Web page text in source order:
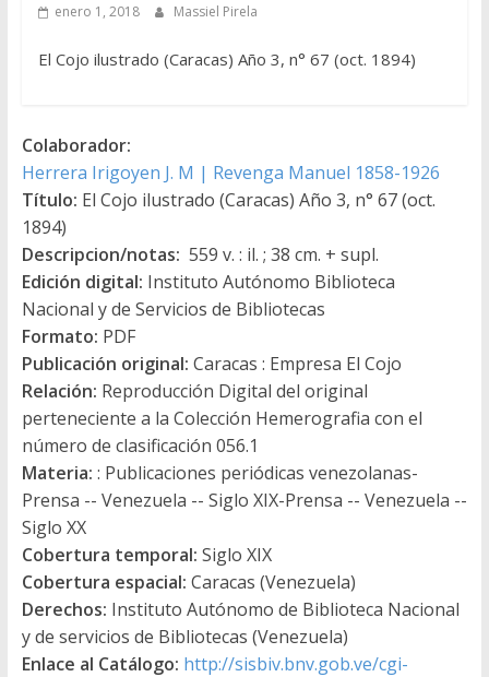
enero 1, 2018 Massiel Pirela
El Cojo ilustrado (Caracas) Año 3, n° 67 (oct. 1894)
Colaborador:
Herrera Irigoyen J. M | Revenga Manuel 1858-1926
Título: El Cojo ilustrado (Caracas) Año 3, n° 67 (oct.
1894)
Descripcion/notas: 559 v. : il. ; 38 cm. + supl.
Edición digital: Instituto Autónomo Biblioteca
Nacional y de Servicios de Bibliotecas
Formato: PDF
Publicación original: Caracas : Empresa El Cojo
Relación: Reproducción Digital del original
perteneciente a la Colección Hemerografia con el
número de clasificación 056.1
Materia: : Publicaciones periódicas venezolanas-
Prensa -- Venezuela -- Siglo XIX-Prensa -- Venezuela --
Siglo XX
Cobertura temporal: Siglo XIX
Cobertura espacial: Caracas (Venezuela)
Derechos: Instituto Autónomo de Biblioteca Nacional
y de servicios de Bibliotecas (Venezuela)
Enlace al Catálogo: http://sisbiv.bnv.gob.ve/cgi-